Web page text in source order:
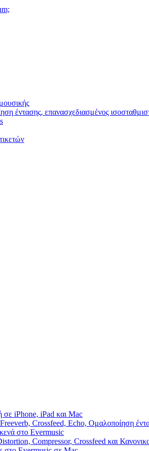
έντασης, επανασχεδιασμένος
σε iPhone, iPad και Mac
Crossfeed, Echo, Ομαλοποίηση
στο Evermusic
Compressor, Crossfeed και